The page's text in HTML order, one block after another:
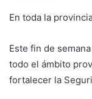
En toda la
Este fin de
todo el ámbito
fortalecer la